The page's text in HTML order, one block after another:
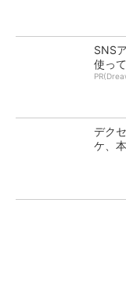
SNS
使っ
デク
ケ、